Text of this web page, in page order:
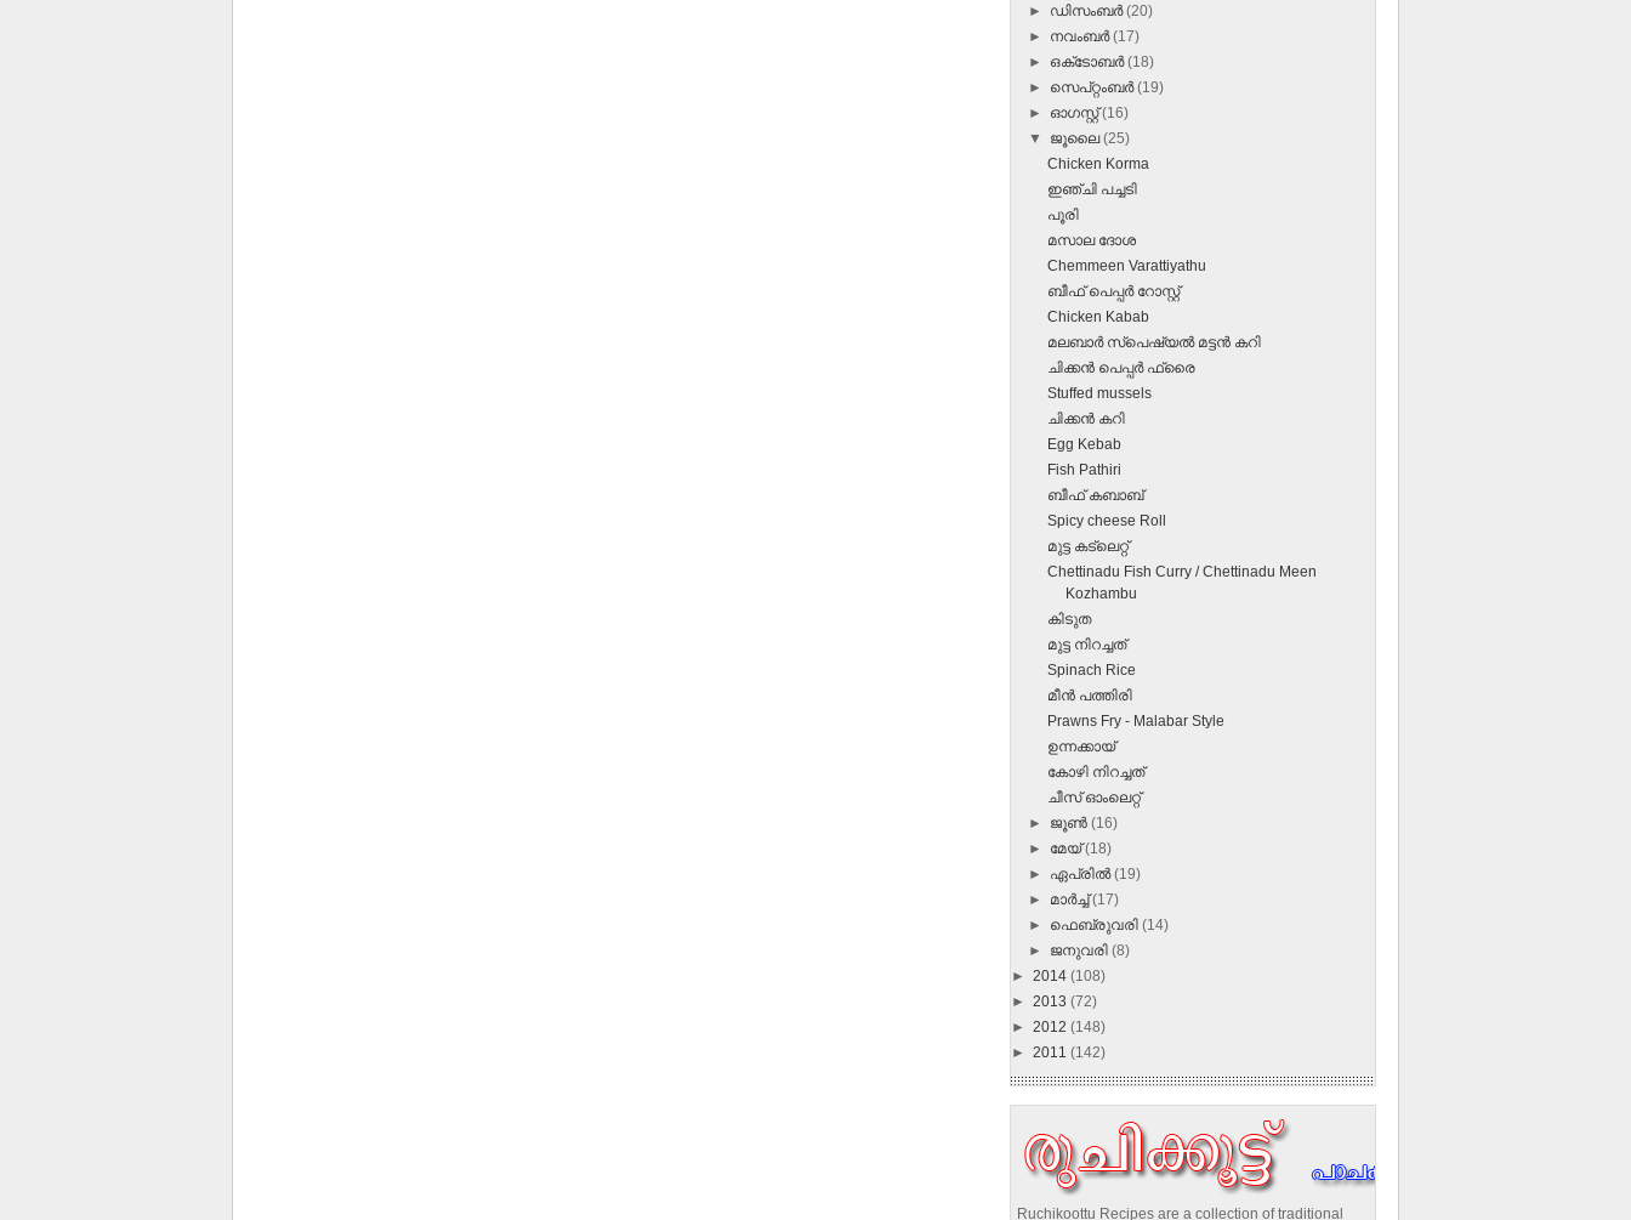
► ഡിസംബർ(20)
► നവംബർ(17)
► ഒക്‌ടോബർ(18)
► സെപ്റ്റംബർ(19)
► ഓഗസ്റ്റ്(16)
▼ ജൂലൈ(25)
Chicken Korma
ഇഞ്ചി പച്ചടി
പൂരി
മസാല ദോശ
Chemmeen Varattiyathu
ബീഫ്‌ പെപ്പര്‍ റോസ്റ്റ്‌
Chicken Kabab
മലബാർ സ്‌പെഷ്യല്‍ മട്ടന്‍ കറി
ചിക്കന്‍ പെപ്പര്‍ ഫ്രൈ
Stuffed mussels
ചിക്കന്‍ കറി
Egg Kebab
Fish Pathiri
ബീഫ്‌ കബാബ്‌
Spicy cheese Roll
മുട്ട കട്‌ലെറ്റ്‌
Chettinadu Fish Curry / Chettinadu Meen
Kozhambu
കിടുത
മുട്ട നിറച്ചത്
Spinach Rice
മീന്‍ പത്തിരി
Prawns Fry - Malabar Style
ഉന്നക്കായ്‌
കോഴി നിറച്ചത്
ചീസ്‌ ഓംലെറ്റ്‌
► ജൂൺ(16)
► മേയ്(18)
► ഏപ്രിൽ(19)
► മാർച്ച്(17)
► ഫെബ്രുവരി(14)
► ജനുവരി(8)
► 2014 (108)
► 2013 (72)
► 2012 (148)
► 2011 (142)
Ruchikoottu Recipes are a collection of traditional